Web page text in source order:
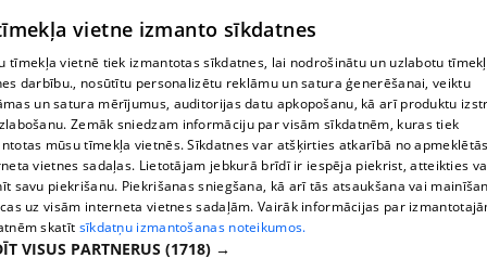
Cookie policy
Commenting terms
TV program
Contract rules
360 Ziņu kontakti
Helio Media
vietne izmanto sīkdatnes
tīmekļa vietnē tiek izmantotas sīkdatnes, lai nodrošinātu un uzlabotu
darbību., nosūtītu personalizētu reklāmu un satura ģenerēšanai, veiktu
un satura mērījumus, auditorijas datu apkopošanu, kā arī produktu
Zemāk sniedzam informāciju par visām sīkdatnēm, kuras tiek
mūsu tīmekļa vietnēs. Sīkdatnes var atšķirties atkarībā no
vietnes sadaļas. Lietotājam jebkurā brīdī ir iespēja piekrist, atteikties
savu piekrišanu. Piekrišanas sniegšana, kā arī tās atsaukšana vai
uz visām interneta vietnes sadaļām. Vairāk informācijas par
skatīt sīkdatņu izmantošanas noteikumos.
VISUS PARTNERUS (1718) →